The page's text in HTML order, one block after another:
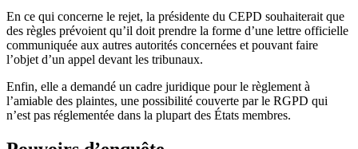
En ce qui concerne le rejet, la présidente du CEPD souhaiterait que
des règles prévoient qu’il doit prendre la forme d’une lettre officielle
communiquée aux autres autorités concernées et pouvant faire
l’objet d’un appel devant les tribunaux.
Enfin, elle a demandé un cadre juridique pour le règlement à
l’amiable des plaintes, une possibilité couverte par le RGPD qui
n’est pas réglementée dans la plupart des États membres.